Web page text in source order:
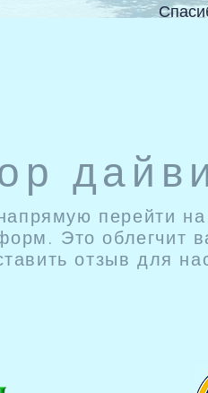
перейти
Это облегчит
отзыв для